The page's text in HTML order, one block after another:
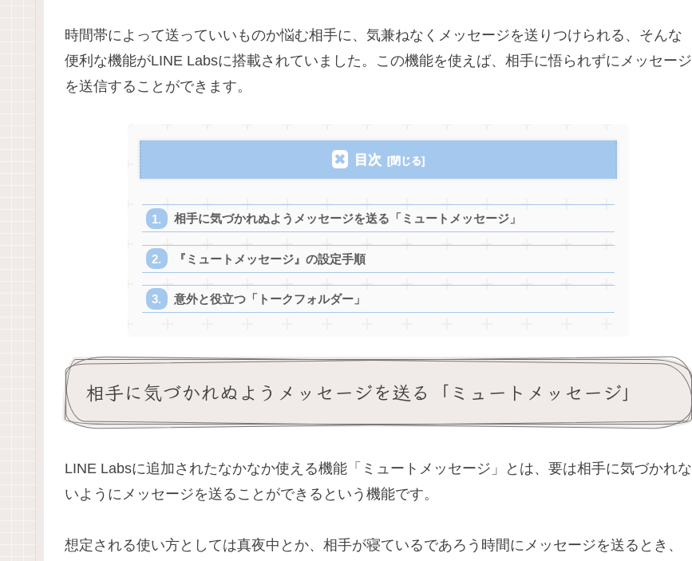
時間帯によって送っていいものか悩む相手に、気兼ねなくメッセージを送りつけられる、そんな
便利な機能がLINE Labsに搭載されていました。この機能を使えば、相手に悟られずにメッセージ
を送信することができます。
目次
相手に気づかれぬようメッセージを送る「ミュートメッセージ」
『ミュートメッセージ』の設定手順
意外と役立つ「トークフォルダー」
相手に気づかれぬようメッセージを送る「ミュートメッセージ」
LINE Labsに追加されたなかなか使える機能「ミュートメッセージ」とは、要は相手に気づかれな
いようにメッセージを送ることができるという機能です。
想定される使い方としては真夜中とか、相手が寝ているであろう時間にメッセージを送るとき、